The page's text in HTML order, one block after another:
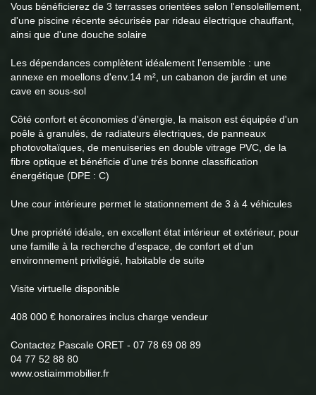
Vous bénéficierez de 3 terrasses orientées selon l'ensoleillement,
d'une piscine récente sécurisée par rideau électrique chauffant,
ainsi que d'une douche solaire
Les dépendances complètent idéalement l'ensemble : une
annexe en moellons d'env.14 m², un cabanon de jardin et une
cave en sous-sol
Côté confort et économies d'énergie, la maison est équipée d'un
poêle à granulés, de radiateurs électriques, de panneaux
photovoltaïques, de menuiseries en double vitrage PVC, de la
fibre optique et bénéficie d'une trés bonne classification
énergétique (DPE : C)
Une cour intérieure permet le stationnement de 3 à 4 véhicules
Une propriété idéale, en excellent état intérieur et extérieur, pour
une famille à la recherche d'espace, de confort et d'un
environnement privilégié, habitable de suite
Visite virtuelle disponible
408 000 € honoraires inclus charge vendeur
Contactez Pascale ORET - 07 78 69 08 89
04 77 52 88 80
www.ostiaimmobilier.fr